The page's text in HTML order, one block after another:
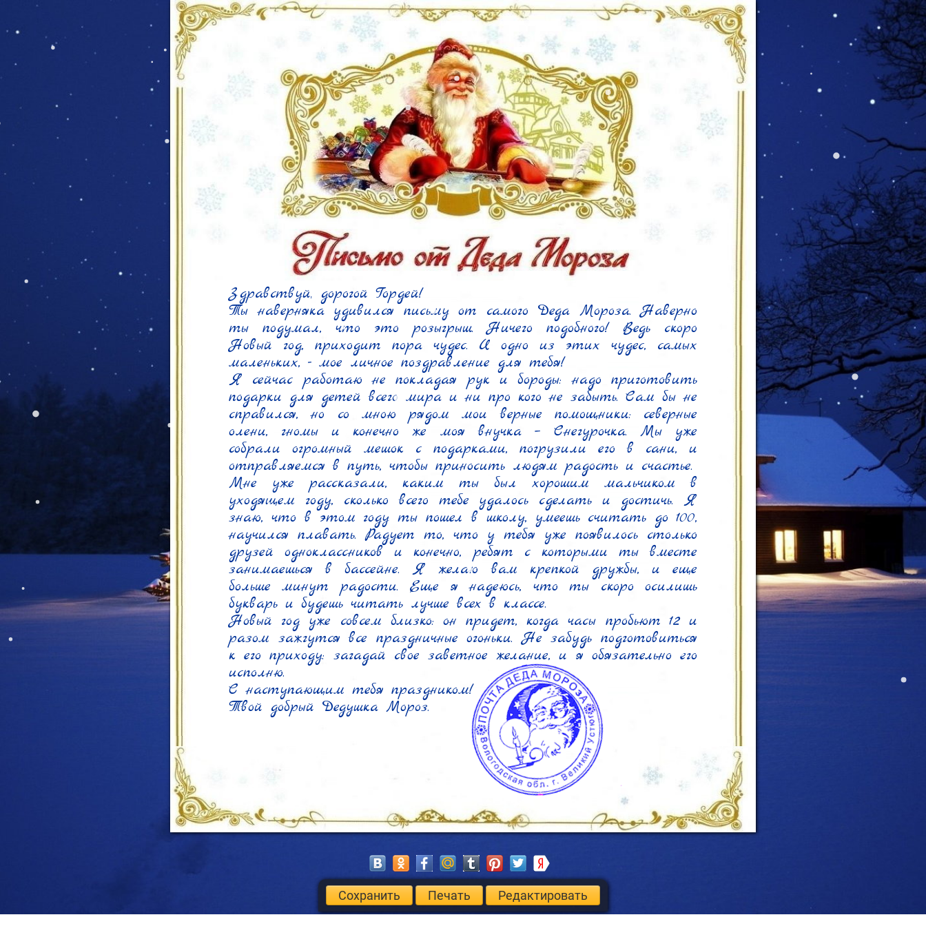
Здравствуй, дорогой Гордей!
Ты наверняка удивился письму от самого Деда Мороза. Наверно
ты подумал, что это розыгрыш. Ничего подобного! Ведь скоро
Новый год, приходит пора чудес. И одно из этих чудес, самых
маленьких, - мое личное поздравление для тебя!
Я сейчас работаю не покладая рук и бороды: надо приготовить
подарки для детей всего мира и ни про кого не забыть. Сам бы не
справился, но со мною рядом мои верные помощники: северные
олени, гномы и конечно же моя внучка – Снегурочка. Мы уже
собрали огромный мешок с подарками, погрузили его в сани, и
отправляемся в путь, чтобы приносить людям радость и счастье.
Мне уже рассказали, каким ты был хорошим мальчиком в
уходящем году, сколько всего тебе удалось сделать и достичь. Я
знаю, что в этом году ты пошел в школу, умеешь считать до 100,
научился плавать. Радует то, что у тебя уже появилось столько
друзей одноклассников и конечно, ребят с которыми ты вместе
занимаешься в бассейне. Я желаю вам крепкой дружбы, и еще
больше минут радости. Еще я надеюсь, что ты скоро осилишь
букварь и будешь читать лучше всех в классе.
Новый год уже совсем близко: он придет, когда часы пробьют 12 и
разом зажгутся все праздничные огоньки. Не забудь подготовиться
к его приходу: загадай свое заветное желание, и я обязательно его
исполню.
С наступающим тебя праздником!
Твой добрый Дедушка Мороз.
Сохранить Печать Редактировать